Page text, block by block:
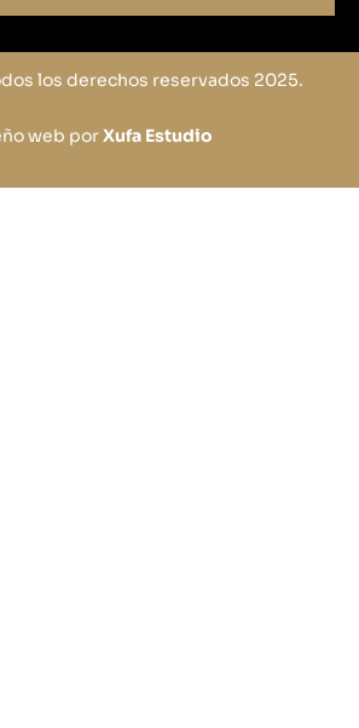
los derechos reservados 2025.
web porXufa Estudio